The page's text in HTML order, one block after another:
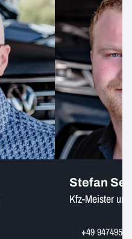
Stefan
Kfz-Meister
+49